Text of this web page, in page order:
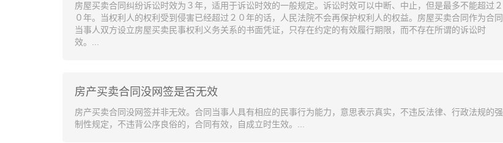
房屋买卖合同纠纷诉讼时效为３年，适用于诉讼时效的一般规定。诉讼时效可以中断、中止，但是最多不能超过２
０年。当权利人的权利受到侵害已经超过２０年的话，人民法院不会再保护权利人的权益。房屋买卖合同作为合同
当事人双方设立房屋买卖民事权利义务关系的书面凭证，只存在约定的有效履行期限，而不存在所谓的诉讼时
效。...
房产买卖合同没网签是否无效
房产买卖合同没网签并非无效。合同当事人具有相应的民事行为能力，意思表示真实，不违反法律、行政法规的强
制性规定，不违背公序良俗的，合同有效，自成立时生效。...